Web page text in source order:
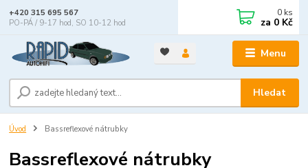
Menu
Hledat
+420 315 695 567
PO-PÁ / 9-17 hod, SO 10-12 hod
0 ks
za 0 Kč
Úvod Bassreflexové nátrubky
Bassreflexové nátrubky